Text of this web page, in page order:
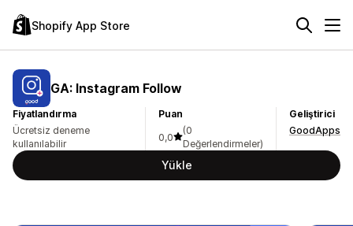
Shopify App Store
GA: Instagram Follow
Fiyatlandırma
Ücretsiz deneme
kullanılabilir
Puan
0,0
(0
Değerlendirmeler)
Geliştirici
GoodApps
Yükle